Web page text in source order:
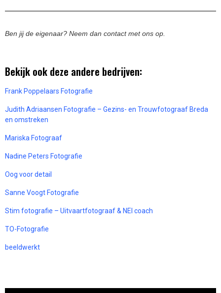
Ben jij de eigenaar? Neem dan contact met ons op.
Bekijk ook deze andere bedrijven:
Frank Poppelaars Fotografie
Judith Adriaansen Fotografie – Gezins- en Trouwfotograaf Breda
en omstreken
Mariska Fotograaf
Nadine Peters Fotografie
Oog voor detail
Sanne Voogt Fotografie
Stim fotografie – Uitvaartfotograaf & NEI coach
TO-Fotografie
beeldwerkt